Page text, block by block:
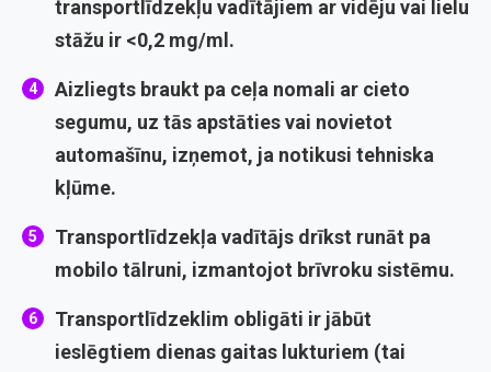
transportlīdzekļu vadītājiem ar vidēju vai lielu
stāžu ir <0,2 mg/ml.
Aizliegts braukt pa ceļa nomali ar cieto
segumu, uz tās apstāties vai novietot
automašīnu, izņemot, ja notikusi tehniska
kļūme.
Transportlīdzekļa vadītājs drīkst runāt pa
mobilo tālruni, izmantojot brīvroku sistēmu.
Transportlīdzeklim obligāti ir jābūt
ieslēgtiem dienas gaitas lukturiem (tai